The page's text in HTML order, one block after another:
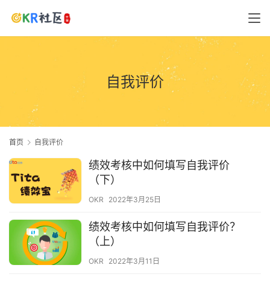
自我评价
首页 自我评价
绩效考核中如何填写自我评价
（下）
OKR 2022年3月25日
绩效考核中如何填写自我评价？
（上）
OKR 2022年3月11日